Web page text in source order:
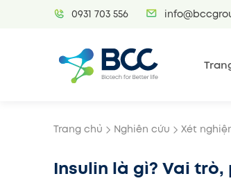
0931 703 556
Trang chủ Nghiên cứu Xét
Insulin là gì? Vai